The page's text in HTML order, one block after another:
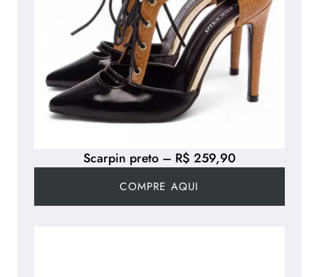
Scarpin preto – R$ 259,90
COMPRE AQUI